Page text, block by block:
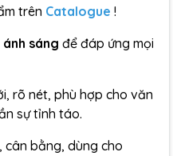
trên Catalogue !
sáng để đáp ứng mọi
rõ nét, phù hợp cho văn
sự tỉnh táo.
cân bằng, dùng cho